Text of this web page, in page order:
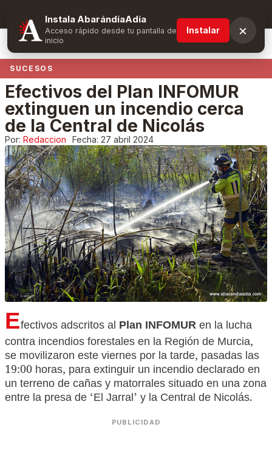
Suscríbete y obtén ventajas exclusivas
SUCESOS
Efectivos del Plan INFOMUR
extinguen un incendio cerca
de la Central de Nicolás
Por: Redaccion Fecha: 27 abril 2024
Efectivos adscritos al Plan INFOMURen la lucha
contra incendios forestales en la Región de Murcia,
se movilizaron este viernes por la tarde, pasadas las
19:00 horas, para extinguir un incendio declarado en
un terreno de cañas y matorrales situado en una zona
entre la presa de ‘El Jarral’ y la Central de Nicolás.
PUBLICIDAD
Instala AbarándíaAdía
Acceso rápido desde tu pantalla de
inicio
Instalar ×